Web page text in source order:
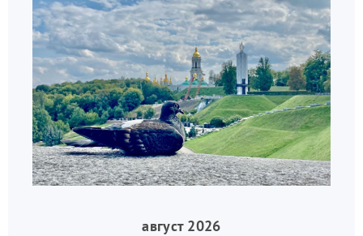
август 2026